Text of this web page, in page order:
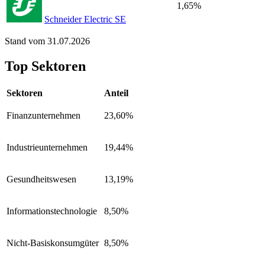
Schneider Electric SE
1,65%
Stand vom 31.07.2026
Top Sektoren
Sektoren Anteil
Finanzunternehmen 23,60%
Industrieunternehmen 19,44%
Gesundheitswesen 13,19%
Informationstechnologie 8,50%
Nicht-Basiskonsumgüter 8,50%